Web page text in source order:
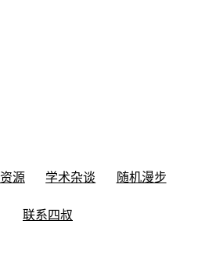
源 学术杂谈 随机漫步
联系四叔